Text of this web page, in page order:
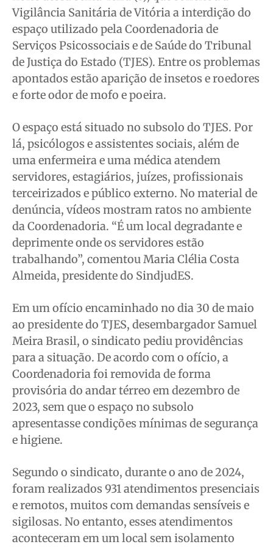
Expediente
Contato
Anuncie
Termos de Uso
Expediente
Contato
Anuncie
Termos de Uso
Expediente
Contato
Anuncie
Termos de Uso
Expediente
Contato
Anuncie
Termos de Uso
Vigilância Sanitária de Vitória a interdição do
espaço utilizado pela Coordenadoria de
Serviços Psicossociais e de Saúde do Tribunal
de Justiça do Estado (TJES). Entre os problemas
apontados estão aparição de insetos e roedores
e forte odor de mofo e poeira.
O espaço está situado no subsolo do TJES. Por
lá, psicólogos e assistentes sociais, além de
uma enfermeira e uma médica atendem
servidores, estagiários, juízes, profissionais
terceirizados e público externo. No material de
denúncia, vídeos mostram ratos no ambiente
da Coordenadoria. “É um local degradante e
deprimente onde os servidores estão
trabalhando”, comentou Maria Clélia Costa
Almeida, presidente do SindjudES.
Em um ofício encaminhado no dia 30 de maio
ao presidente do TJES, desembargador Samuel
Meira Brasil, o sindicato pediu providências
para a situação. De acordo com o ofício, a
Coordenadoria foi removida de forma
provisória do andar térreo em dezembro de
2023, sem que o espaço no subsolo
apresentasse condições mínimas de segurança
e higiene.
Segundo o sindicato, durante o ano de 2024,
foram realizados 931 atendimentos presenciais
e remotos, muitos com demandas sensíveis e
sigilosas. No entanto, esses atendimentos
aconteceram em um local sem isolamento